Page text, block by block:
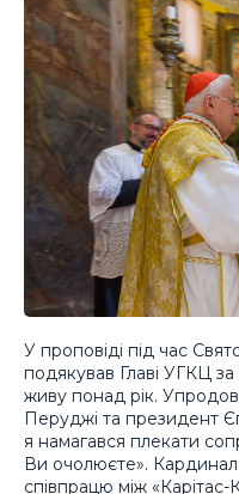
У проповіді під час
подякував Главі УГКЦ за
живу понад рік.
Перуджі та президент
я намагався плекати
Ви очолюєте». Кардинал
співпрацю між «Карітас-